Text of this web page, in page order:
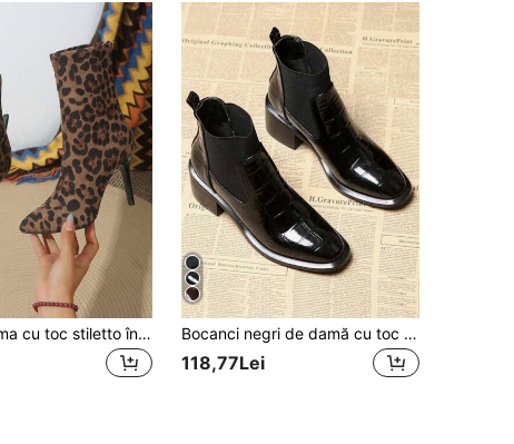
Bocanci dama cu toc stiletto înalt, din piele întoarsă, cu imprimeu leopard, croială slim elastică, vârf ascuțit, tija scurtă și fermoar în spate, stil sexy european și american, pentru toamnă/iarnă, petreceri, întâlniri și navetă Bocanci negri de damă cu toc gros, eleganți și la modă, din piele ecologică tricotată cu model de crocodil, casual, potriviți pentru viața de zi cu zi, bocanci retro din piele PU și material textil
118,77Lei